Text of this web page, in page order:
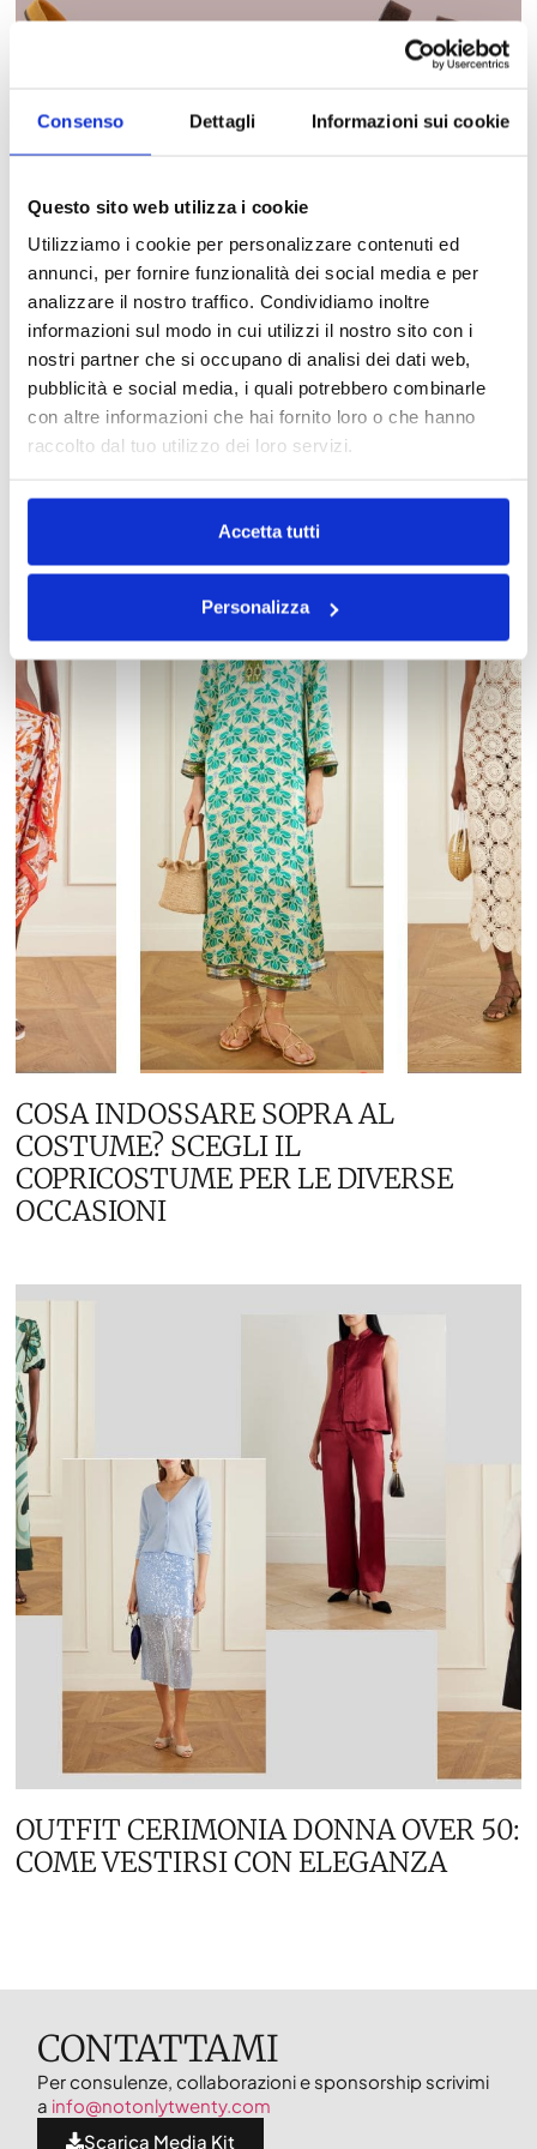
Consenso Dettagli Informazioni sui cookie
Questo sito web utilizza i cookie
Utilizziamo i cookie per personalizzare contenuti ed
annunci, per fornire funzionalità dei social media e per
analizzare il nostro traffico. Condividiamo inoltre
informazioni sul modo in cui utilizzi il nostro sito con i
nostri partner che si occupano di analisi dei dati web,
pubblicità e social media, i quali potrebbero combinarle
con altre informazioni che hai fornito loro o che hanno
raccolto dal tuo utilizzo dei loro servizi.
Accetta tutti
Personalizza
I SANDALI ESTIVI DONNA PER OVER
60: UNIRE STILE E COMFORT
COSA INDOSSARE SOPRA AL
COSTUME? SCEGLI IL
COPRICOSTUME PER LE DIVERSE
OCCASIONI
OUTFIT CERIMONIA DONNA OVER 50:
COME VESTIRSI CON ELEGANZA
CONTATTAMI
Per consulenze, collaborazioni e sponsorship scrivimi
a info@notonlytwenty.com
Scarica Media Kit